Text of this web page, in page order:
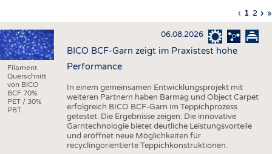
TESTS
BUSINESS
UNTERNEHMEN
AUSSCHREIBUNGEN
DTV AUSSCHREIBUNGSDIENST
STATISTICS
TERMINE
Seitennummerierung
Seite
‹
Seite
1 Seite
2 › »
Filament
Querschnitt
von BICO
BCF 70%
PET / 30%
PBT.
06.08.2026
BICO BCF-Garn zeigt im Praxistest hohe
Performance
In einem gemeinsamen Entwicklungsprojekt mit
weiteren Partnern haben Barmag und Object Carpet
erfolgreich BICO BCF-Garn im Teppichprozess
getestet. Die Ergebnisse zeigen: Die innovative
Garntechnologie bietet deutliche Leistungsvorteile
und eröffnet neue Möglichkeiten für
recyclingorientierte Teppichkonstruktionen.